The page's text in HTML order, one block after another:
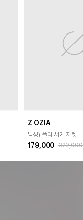
ZIOZIA
남성) 폴리 서커 자켓
179,000 329,000